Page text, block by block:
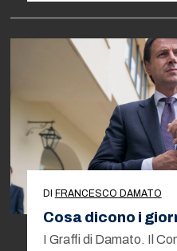
DI FRANCESCO DAMATO
Cosa dicono i
I Graffi di Damato. Il